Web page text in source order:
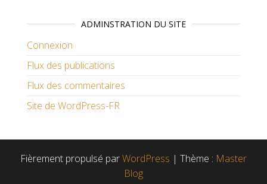
ADMINSTRATION DU SITE
Connexion
Flux des publications
Flux des commentaires
Site de WordPress-FR
Fièrement propulsé parWordPress | Thème : Master
Blog